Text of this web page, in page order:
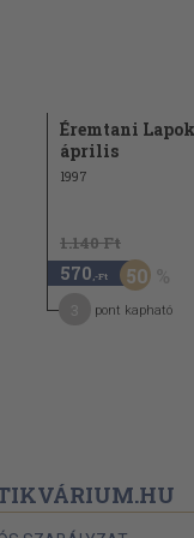
Éremtani
április
1997
1.140 Ft
570 ,-Ft 50
pont kapható